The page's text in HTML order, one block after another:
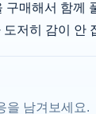
구매해서 함께
저히 감이 안
을 남겨보세요.